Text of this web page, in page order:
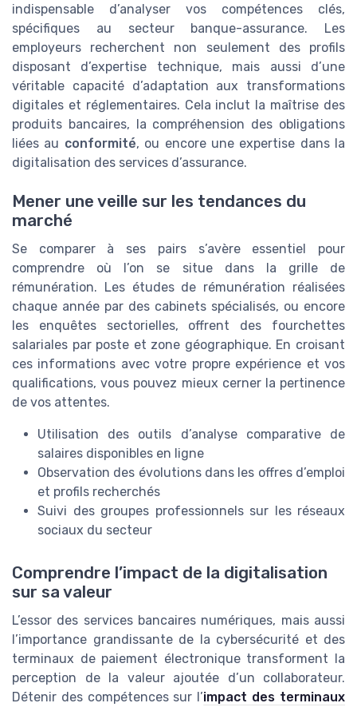
indispensable d’analyser vos compétences clés,
spécifiques au secteur banque-assurance. Les
employeurs recherchent non seulement des profils
disposant d’expertise technique, mais aussi d’une
véritable capacité d’adaptation aux transformations
digitales et réglementaires. Cela inclut la maîtrise des
produits bancaires, la compréhension des obligations
liées au conformité, ou encore une expertise dans la
digitalisation des services d’assurance.
Mener une veille sur les tendances du
marché
Se comparer à ses pairs s’avère essentiel pour
comprendre où l’on se situe dans la grille de
rémunération. Les études de rémunération réalisées
chaque année par des cabinets spécialisés, ou encore
les enquêtes sectorielles, offrent des fourchettes
salariales par poste et zone géographique. En croisant
ces informations avec votre propre expérience et vos
qualifications, vous pouvez mieux cerner la pertinence
de vos attentes.
Utilisation des outils d’analyse comparative de
salaires disponibles en ligne
Observation des évolutions dans les offres d’emploi
et profils recherchés
Suivi des groupes professionnels sur les réseaux
sociaux du secteur
Comprendre l’impact de la digitalisation
sur sa valeur
L’essor des services bancaires numériques, mais aussi
l’importance grandissante de la cybersécurité et des
terminaux de paiement électronique transforment la
perception de la valeur ajoutée d’un collaborateur.
Détenir des compétences sur l’impact des terminaux